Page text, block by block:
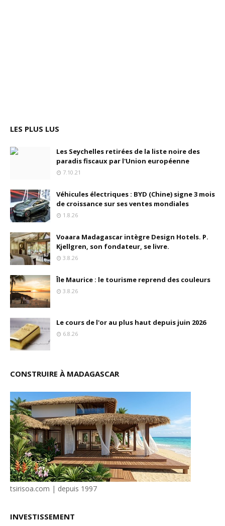
LES PLUS LUS
Les Seychelles retirées de la liste noire des
paradis fiscaux par l'Union européenne
7.10.21
Véhicules électriques : BYD (Chine) signe 3 mois
de croissance sur ses ventes mondiales
1.8.26
Voaara Madagascar intègre Design Hotels. P.
Kjellgren, son fondateur, se livre.
3.8.26
Île Maurice : le tourisme reprend des couleurs
3.8.26
Le cours de l'or au plus haut depuis juin 2026
6.8.26
CONSTRUIRE À MADAGASCAR
tsirisoa.com | depuis 1997
INVESTISSEMENT